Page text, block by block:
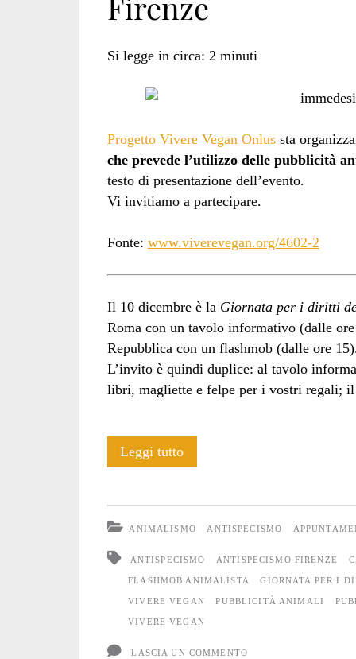
Si legge in circa: 2 minuti
Progetto Vivere Vegan Onlussta
che prevede l’utilizzo delle pubblicità
testo di presentazione dell’evento.
Vi invitiamo a partecipare.
Fonte: www.viverevegan.org/4602-2
Il 10 dicembre è la Giornata per i diritti
Roma con un tavolo informativo (dalle
Repubblica con un flashmob (dalle ore
L’invito è quindi duplice: al tavolo
libri, magliette e felpe per i vostri regali; il
Leggi tutto“IMMEDESIMIAMOCI”:
ANIMALISMO ANTISPECISMO
ANTISPECISMO ANTISPECISMO FIRENZE
FLASHMOB ANIMALISTA GIORNATA PER I
VIVERE VEGAN PUBBLICITÀ ANIMALI
VIVERE VEGAN
LASCIA UN COMMENTO